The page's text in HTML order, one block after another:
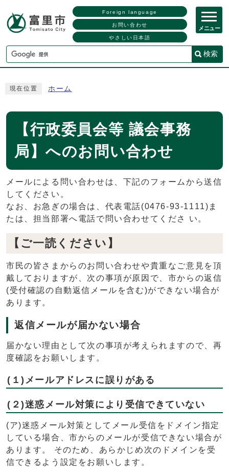
Foreign language
お問い合わせ
やさしい日本語
検索
メニュー
現在位置 ホーム
【行政委員会等 議会事務
局】へのお問い合わせ
メールによる問い合わせは、下記のフォームから送信
してください。
なお、お急ぎの場合は、代表電話(0476-93-1111)ま
たは、担当部署へ電話で問い合わせてくださ い。
【ご一読ください】
市民の皆さまからのお問い合わせや貴重なご意見を頂
戴しておりますが、次の事項が原因で、市からの返信
(受付確認の自動返信メールを含む)ができない場合が
あります。
返信メールが届かない場合
届かない理由として次の事項が考えられますので、再
度確認をお願いします。
(１)メールアドレスに誤りがある
(２)迷惑メール対策により受信できていない
(ア)迷惑メール対策としてメール受信をドメイン指定
している場合、市からのメールが受信できない場合が
あります。 そのため、あらかじめ次のドメインを受
信できるよう設定をお願いします。